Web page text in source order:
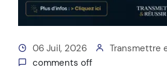
06 Juil, 2026
Transmettre
comments off